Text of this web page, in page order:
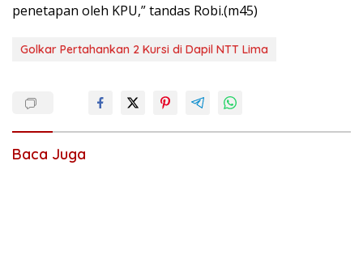
penetapan oleh KPU,” tandas Robi.(m45)
Golkar Pertahankan 2 Kursi di Dapil NTT Lima
Baca Juga